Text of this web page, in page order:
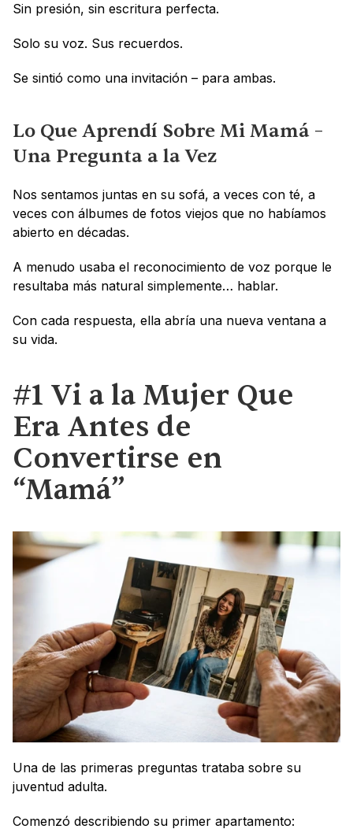
Sin presión, sin escritura perfecta.
Solo su voz. Sus recuerdos.
Se sintió como una invitación – para ambas.
Lo Que Aprendí Sobre Mi Mamá –
Una Pregunta a la Vez
Nos sentamos juntas en su sofá, a veces con té, a
veces con álbumes de fotos viejos que no habíamos
abierto en décadas.
A menudo usaba el reconocimiento de voz porque le
resultaba más natural simplemente… hablar.
Con cada respuesta, ella abría una nueva ventana a
su vida.
#1 Vi a la Mujer Que
Era Antes de
Convertirse en
“Mamá”
Una de las primeras preguntas trataba sobre su
juventud adulta.
Comenzó describiendo su primer apartamento: